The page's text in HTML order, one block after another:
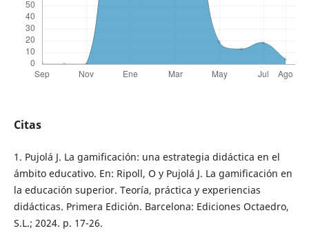
Citas
1. Pujolá J. La gamificación: una estrategia didáctica en el
ámbito educativo. En: Ripoll, O y Pujolá J. La gamificación en
la educación superior. Teoría, práctica y experiencias
didácticas. Primera Edición. Barcelona: Ediciones Octaedro,
S.L.; 2024. p. 17-26.